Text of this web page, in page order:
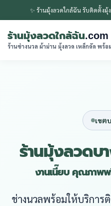
✨ ร้านมุ้งลวดใกล้ฉัน รับติดตั้งมุ้
ร้านมุ้งลวดใกล้ฉัน.com
ร้านช่างนวล ผ้าม่าน มุ้งลวด เหล็กดัด พร้อ
เขต
ร้านมุ้งลวดบ
งานเนี๊ยบ คุณภาพพ
ช่างนวลพร้อมให้บริการ